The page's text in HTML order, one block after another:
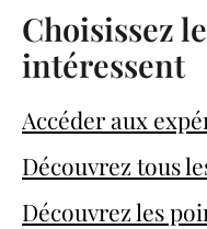
Choisissez
intéressent
Accéder aux
Découvrez tous
Découvrez les